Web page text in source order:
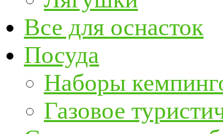
Все для оснасток
Посуда
Наборы
Газовое